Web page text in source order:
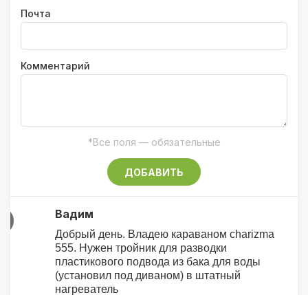
Почта
Комментарий
*Все поля — обязательные
ДОБАВИТЬ
Вадим
Добрый день. Владею караваном charizma
555. Нужен тройник для разводки
пластикового подвода из бака для воды
(установил под диваном) в штатный
нагреватель